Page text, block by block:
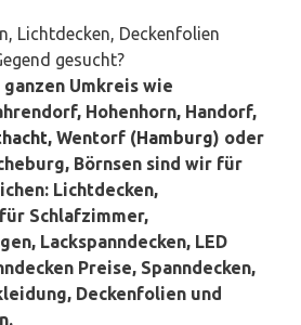
Lichtdecken, Deckenfolien
gesucht?
ganzen Umkreis wie
Hohenhorn, Handorf,
, Wentorf (Hamburg) oder
Börnsen sind wir für
Lichtdecken,
Schlafzimmer,
Lackspanndecken, LED
Preise, Spanndecken,
Deckenfolien und